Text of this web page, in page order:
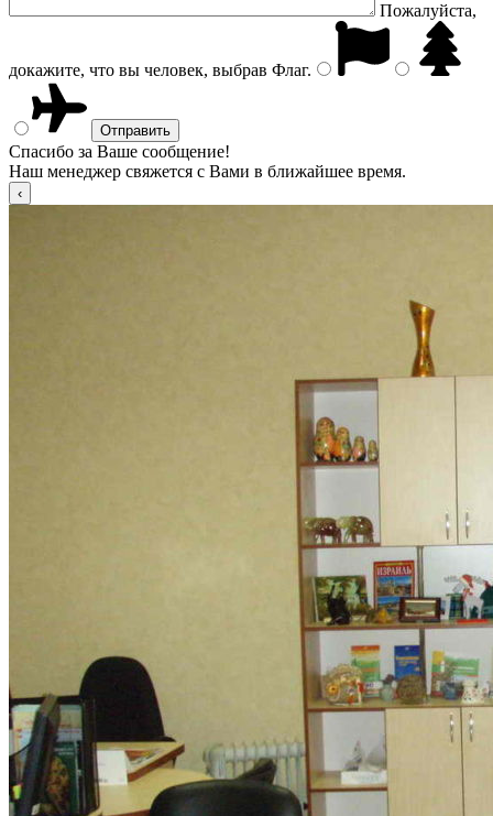
Пожалуйста,
докажите, что вы человек, выбрав Флаг.
Спасибо за Ваше сообщение!
Наш менеджер свяжется с Вами в ближайшее время.